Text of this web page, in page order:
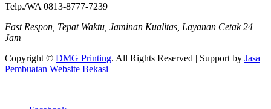
Telp./WA 0813-8777-7239
Fast Respon, Tepat Waktu, Jaminan Kualitas, Layanan Cetak 24
Jam
Copyright © DMG Printing. All Rights Reserved | Support by Jasa
Pembuatan Website Bekasi